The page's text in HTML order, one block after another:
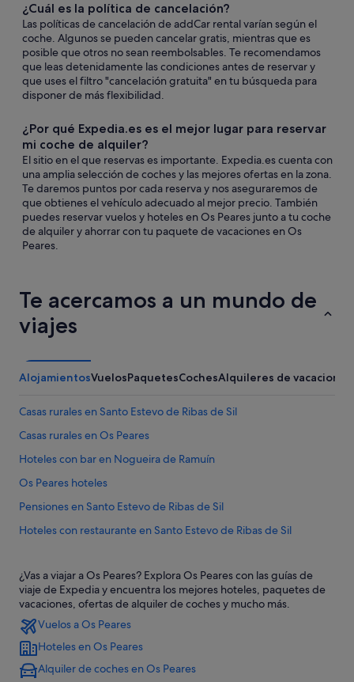
¿Cuál es la política de cancelación?
Las políticas de cancelación de addCar rental varían según el
coche. Algunos se pueden cancelar gratis, mientras que es
posible que otros no sean reembolsables. Te recomendamos
que leas detenidamente las condiciones antes de reservar y
que uses el filtro "cancelación gratuita" en tu búsqueda para
disponer de más flexibilidad.
¿Por qué Expedia.es es el mejor lugar para reservar
mi coche de alquiler?
El sitio en el que reservas es importante. Expedia.es cuenta con
una amplia selección de coches y las mejores ofertas en la zona.
Te daremos puntos por cada reserva y nos aseguraremos de
que obtienes el vehículo adecuado al mejor precio. También
puedes reservar vuelos y hoteles en Os Peares junto a tu coche
de alquiler y ahorrar con tu paquete de vacaciones en Os
Peares.
Te acercamos a un mundo de
viajes
AlojamientosVuelosPaquetesCochesAlquileres de vacaciones
Casas rurales en Santo Estevo de Ribas de Sil
Casas rurales en Os Peares
Hoteles con bar en Nogueira de Ramuín
Os Peares hoteles
Pensiones en Santo Estevo de Ribas de Sil
Hoteles con restaurante en Santo Estevo de Ribas de Sil
Hoteles con bar en Santo Estevo de Ribas de Sil
Cabañas en Santo Estevo de Ribas de Sil
Pensiones en Nogueira de Ramuín
Casas de campo en Nogueira de Ramuín
Hoteles cerca de Monasterio de San Esteban de Ribas de Sil
¿Vas a viajar a Os Peares? Explora Os Peares con las guías de
viaje de Expedia y encuentra los mejores hoteles, paquetes de
vacaciones, ofertas de alquiler de coches y mucho más.
Vuelos a Os Peares
Hoteles en Os Peares
Alquiler de coches en Os Peares